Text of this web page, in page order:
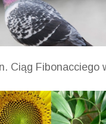
Ciąg Fibonacciego